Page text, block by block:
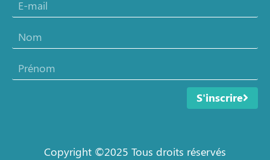
S'inscrire
Copyright ©2025 Tous droits réservés